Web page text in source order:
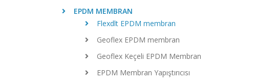
EPDM MEMBRAN
Flexdlt EPDM membran
Geoflex EPDM membran
Geoflex Keçeli EPDM Membran
EPDM Membran Yapıştırıcısı